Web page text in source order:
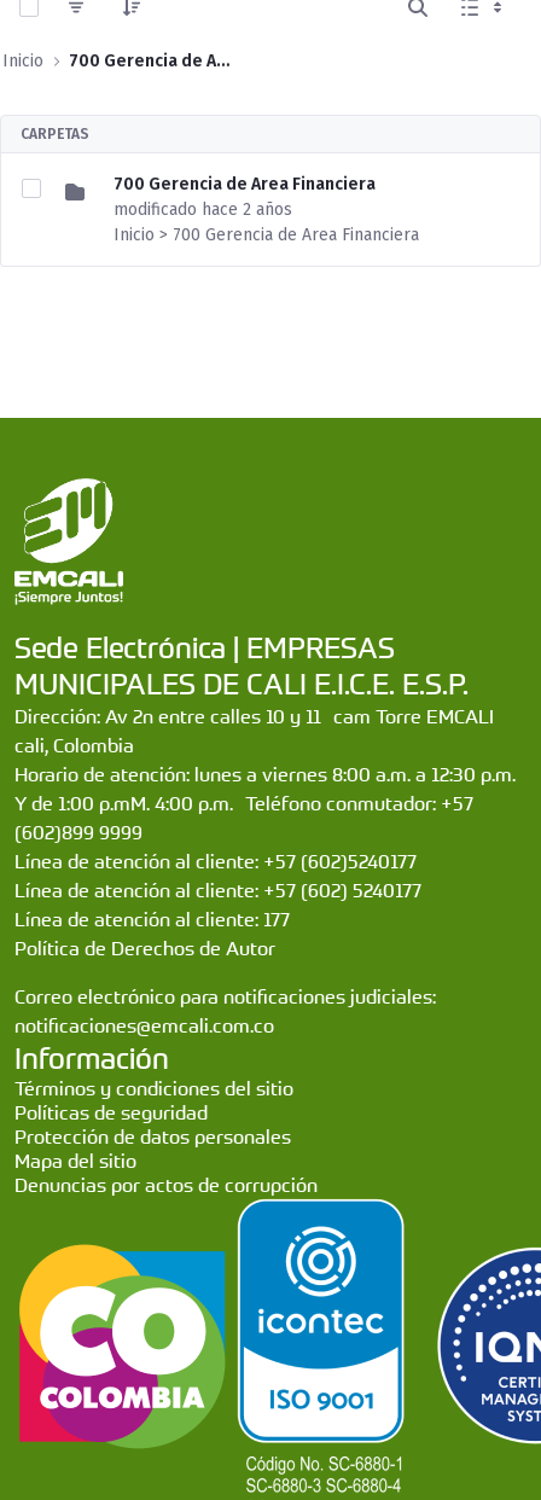
Inicio 700 Gerencia de Area Financiera
CARPETAS
700 Gerencia de Area Financiera
modificado hace 2 años
Inicio > 700 Gerencia de Area Financiera
Sede Electrónica | EMPRESAS
MUNICIPALES DE CALI E.I.C.E. E.S.P.
Dirección: Av 2n entre calles 10 y 11 cam Torre EMCALI
cali, Colombia
Horario de atención: lunes a viernes 8:00 a.m. a 12:30 p.m.
Y de 1:00 p.mM. 4:00 p.m. Teléfono conmutador: +57
(602)899 9999
Línea de atención al cliente: +57 (602)5240177
Línea de atención al cliente: +57 (602) 5240177
Línea de atención al cliente: 177
Política de Derechos de Autor
Correo electrónico para notificaciones judiciales:
notificaciones@emcali.com.co
Información
Términos y condiciones del sitio
Políticas de seguridad
Protección de datos personales
Mapa del sitio
Denuncias por actos de corrupción